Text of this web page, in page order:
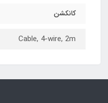
کانکشن
Cable, 4-wire, 2m